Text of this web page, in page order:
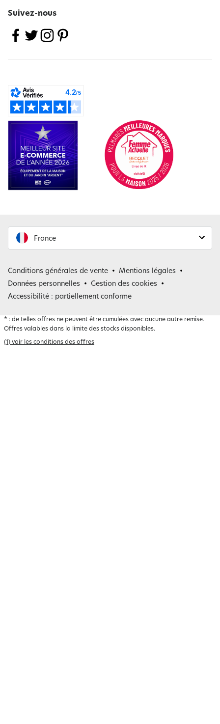
Suivez-nous
France
Belgique
Conditions générales de vente
Mentions légales
Données personnelles
Gestion des cookies
Accessibilité : partiellement conforme
* : de telles offres ne peuvent être cumulées avec aucune autre remise.
Offres valables dans la limite des stocks disponibles.
(1) voir les conditions des offres